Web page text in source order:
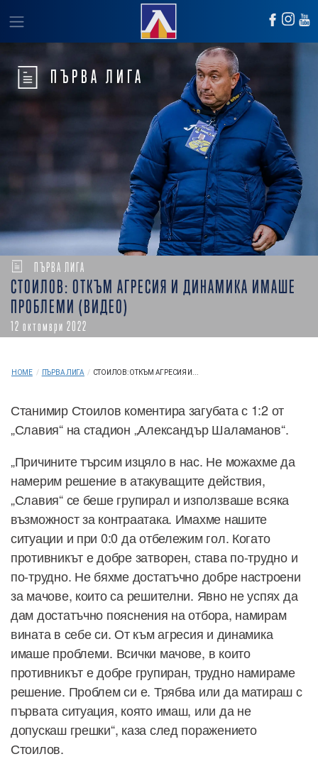
ПЪРВА ЛИГА
ПЪРВА ЛИГА
СТОИЛОВ: ОТКЪМ АГРЕСИЯ И ДИНАМИКА ИМАШЕ
ПРОБЛЕМИ (ВИДЕО)
12 октомври 2022
HOME / ПЪРВА ЛИГА / СТОИЛОВ: ОТКЪМ АГРЕСИЯ И...
Станимир Стоилов коментира загубата с 1:2 от
„Славия“ на стадион „Александър Шаламанов“.
„Причините търсим изцяло в нас. Не можахме да
намерим решение в атакуващите действия,
„Славия“ се беше групирал и използваше всяка
възможност за контраатака. Имахме нашите
ситуации и при 0:0 да отбележим гол. Когато
противникът е добре затворен, става по-трудно и
по-трудно. Не бяхме достатъчно добре настроени
за мачове, които са решителни. Явно не успях да
дам достатъчно пояснения на отбора, намирам
вината в себе си. От към агресия и динамика
имаше проблеми. Всички мачове, в които
противникът е добре групиран, трудно намираме
решение. Проблем си е. Трябва или да матираш с
първата ситуация, която имаш, или да не
допускаш грешки“, каза след поражението
Стоилов.